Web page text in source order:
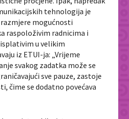
tehnologija je
mogućnosti
raspoloživim radnicima i
u velikim
iz ETUI-ja: „Vrijeme
svakog zadatka može se
sve pauze, zastoje
čime se dodatno povećava